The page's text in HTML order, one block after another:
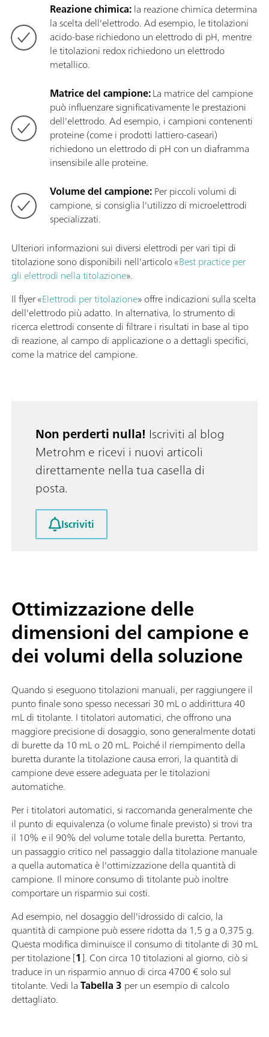
Reazione chimica:la reazione chimica determina
la scelta dell'elettrodo. Ad esempio, le titolazioni
acido-base richiedono un elettrodo di pH, mentre
le titolazioni redox richiedono un elettrodo
metallico.
Matrice del campione:La matrice del campione
può influenzare significativamente le prestazioni
dell'elettrodo. Ad esempio, i campioni contenenti
proteine ​​(come i prodotti lattiero-caseari)
richiedono un elettrodo di pH con un diaframma
insensibile alle proteine.
Volume del campione:Per piccoli volumi di
campione, si consiglia l'utilizzo di microelettrodi
specializzati.
Ulteriori informazioni sui diversi elettrodi per vari tipi di
titolazione sono disponibili nell'articolo «Best practice per
gli elettrodi nella titolazione».
Il flyer «Elettrodi per titolazione» offre indicazioni sulla scelta
dell'elettrodo più adatto. In alternativa, lo strumento di
ricerca elettrodi consente di filtrare i risultati in base al tipo
di reazione, al campo di applicazione o a dettagli specifici,
come la matrice del campione.
Non perderti nulla! Iscriviti al blog
Metrohm e ricevi i nuovi articoli
direttamente nella tua casella di
posta.
Iscriviti
Ottimizzazione delle
dimensioni del campione e
dei volumi della soluzione
Quando si eseguono titolazioni manuali, per raggiungere il
punto finale sono spesso necessari 30 mL o addirittura 40
mL di titolante. I titolatori automatici, che offrono una
maggiore precisione di dosaggio, sono generalmente dotati
di burette da 10 mL o 20 mL. Poiché il riempimento della
buretta durante la titolazione causa errori, la quantità di
campione deve essere adeguata per le titolazioni
automatiche.
Per i titolatori automatici, si raccomanda generalmente che
il punto di equivalenza (o volume finale previsto) si trovi tra
il 10% e il 90% del volume totale della buretta. Pertanto,
un passaggio critico nel passaggio dalla titolazione manuale
a quella automatica è l'ottimizzazione della quantità di
campione. Il minore consumo di titolante può inoltre
comportare un risparmio sui costi.
Ad esempio, nel dosaggio dell'idrossido di calcio, la
quantità di campione può essere ridotta da 1,5 g a 0,375 g.
Questa modifica diminuisce il consumo di titolante di 30 mL
per titolazione [1]. Con circa 10 titolazioni al giorno, ciò si
traduce in un risparmio annuo di circa 4700 € solo sul
titolante. Vedi laTabella 3 per un esempio di calcolo
dettagliato.